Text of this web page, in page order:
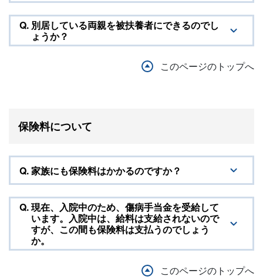
Q. 別居している両親を被扶養者にできるのでし
ょうか？
このページのトップへ
保険料について
Q.家族にも保険料はかかるのですか？
Q.現在、入院中のため、傷病手当金を受給して
います。入院中は、給料は支給されないので
すが、この間も保険料は支払うのでしょう
か。
このページのトップへ